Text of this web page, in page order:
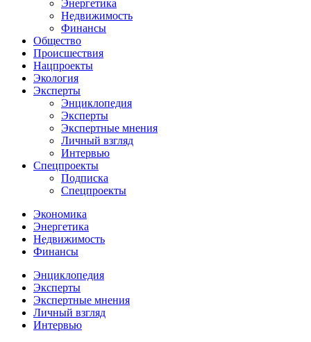
Энергетика
Недвижимость
Финансы
Общество
Происшествия
Нацпроекты
Экология
Эксперты
Энциклопедия
Эксперты
Экспертные мнения
Личный взгляд
Интервью
Спецпроекты
Подписка
Спецпроекты
Экономика
Энергетика
Недвижимость
Финансы
Энциклопедия
Эксперты
Экспертные мнения
Личный взгляд
Интервью